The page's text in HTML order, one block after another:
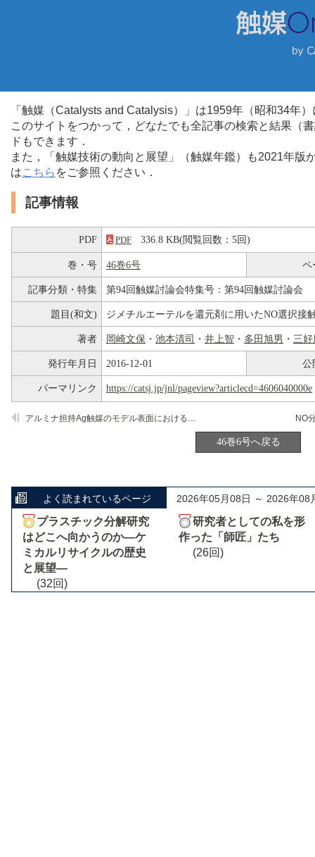
「触媒（Catalysts and Catalysis）」は1959年（昭和34年
このサイトをつかって，どなたでも全記事の検索と結果（
ドもできます．
また，「触媒技術の動向と展望」（触媒年鑑）も2021年
はこちら をご参照ください．
記事情報
PDF PDF 336.8 KB(閲覧回数：5回)
巻・号 46巻6号 ペ
記事分類・特集 第94回触媒討論会特集号：第94回触媒討論会
題目(和文) ジメチルエーテルを還元剤に用いたNO選択接
著者 岡崎文保 ・ 池本清司 ・ 井上智 ・ 多田旭男 ・ 三
発行年月日 2016-12-01 公
パーマリンク https://catsj.jp/jnl/pageview?articlecd=4606040000e
アルミナ担持Ag触媒のモデル表面におけるNO
46巻6号へ戻る
よく読まれているページ 2026年05月08日 ～ 2026年08
プラスチック分解研究
はどこへ向かうのか―ケ
ミカルリサイクルの歴史
と展望―
(32回)
研究者としての私を形
作った「師匠」たち
(26回)